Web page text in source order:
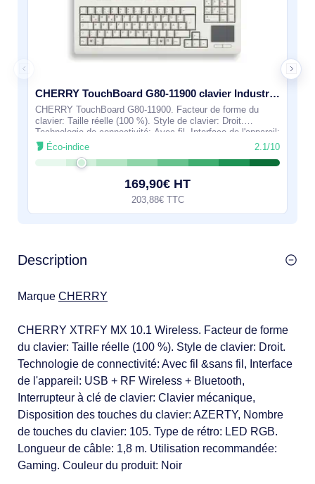
CHERRY TouchBoard G80-11900 clavier Industriel USB QWERTY Anglais Gris - G80-11900LUMEU-0
CHERRY TouchBoard G80-11900. Facteur de forme du
clavier: Taille réelle (100 %). Style de clavier: Droit.
Technologie de connectivité: Avec fil, Interface de l'appareil:
USB, Interrupteur à clé de
Éco-indice 2.1/10
169,90€ HT
203,88€ TTC
Description
Marque CHERRY
CHERRY XTRFY MX 10.1 Wireless. Facteur de forme
du clavier: Taille réelle (100 %). Style de clavier: Droit.
Technologie de connectivité: Avec fil &sans fil, Interface
de l'appareil: USB + RF Wireless + Bluetooth,
Interrupteur à clé de clavier: Clavier mécanique,
Disposition des touches du clavier: AZERTY, Nombre
de touches du clavier: 105. Type de rétro: LED RGB.
Longueur de câble: 1,8 m. Utilisation recommandée:
Gaming. Couleur du produit: Noir